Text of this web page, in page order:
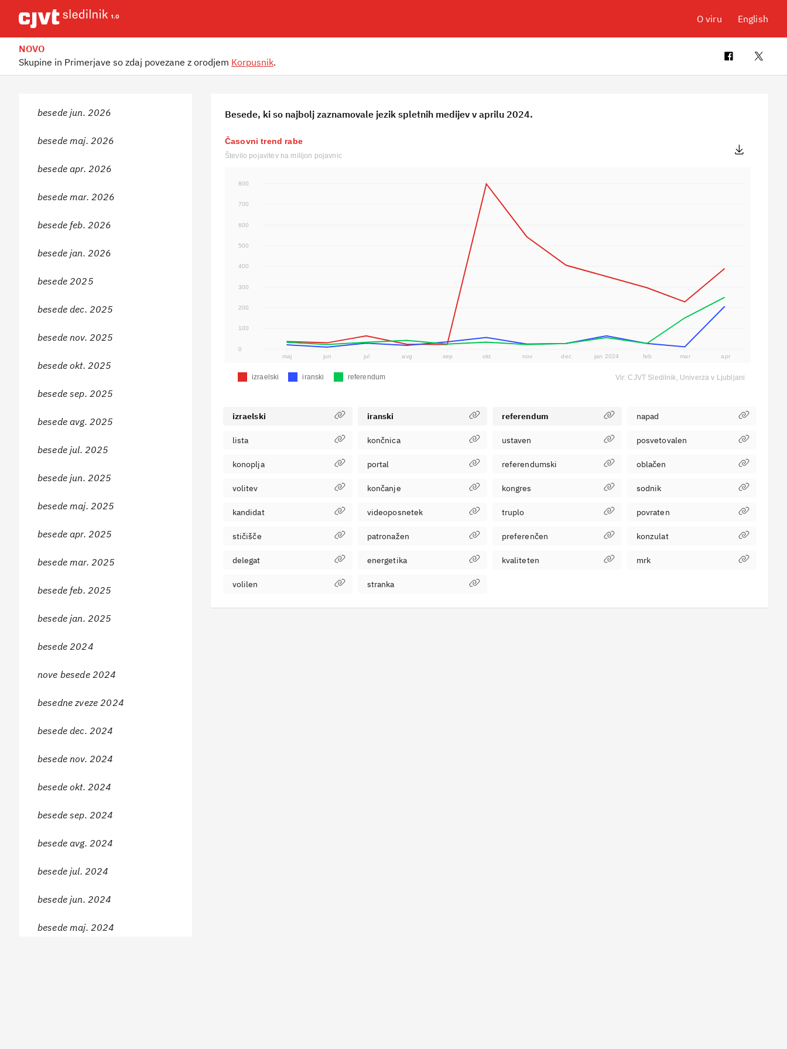
O viru English
NOVO
Skupine in Primerjave so zdaj povezane z orodjem Korpusnik.
besede jun. 2026
besede maj. 2026
besede apr. 2026
besede mar. 2026
besede feb. 2026
besede jan. 2026
besede 2025
besede dec. 2025
besede nov. 2025
besede okt. 2025
besede sep. 2025
besede avg. 2025
besede jul. 2025
besede jun. 2025
besede maj. 2025
besede apr. 2025
besede mar. 2025
besede feb. 2025
besede jan. 2025
besede 2024
nove besede 2024
besedne zveze 2024
besede dec. 2024
besede nov. 2024
besede okt. 2024
besede sep. 2024
besede avg. 2024
besede jul. 2024
besede jun. 2024
besede maj. 2024
Besede, ki so najbolj zaznamovale jezik spletnih medijev v aprilu 2024.
maj jun jul avg sep okt nov dec jan 2024 feb mar apr
0
100
200
300
400
500
600
700
800
izraelski iranski referendum
Časovni trend rabe
Število pojavitev na milijon pojavnic
Vir: CJVT Sledilnik, Univerza v Ljubljani
izraelski iranski referendum napad
lista končnica ustaven posvetovalen
konoplja portal referendumski oblačen
volitev končanje kongres sodnik
kandidat videoposnetek truplo povraten
stičišče patronažen preferenčen konzulat
delegat energetika kvaliteten mrk
volilen stranka